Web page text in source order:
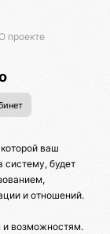
проекте
ваш
систему, будет
и отношений.
и возможностям.